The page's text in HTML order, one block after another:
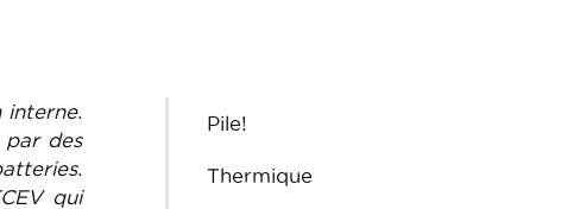
interne.
par des
qui
Pile!
Thermique